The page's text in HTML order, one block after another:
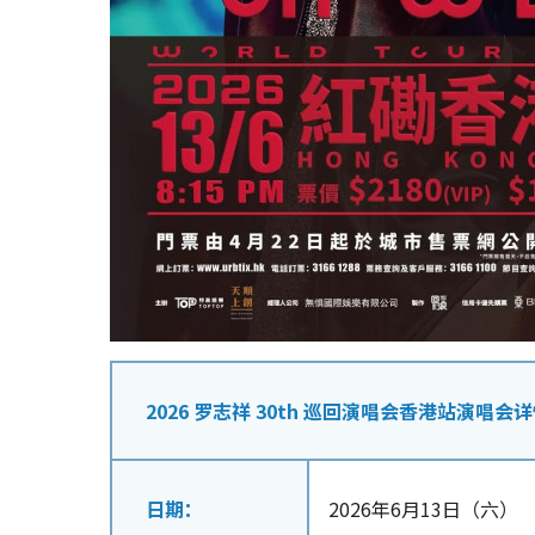
2026 罗志祥 30th 巡回演唱会香港站演唱会
日期： 2026年6月13日（六）